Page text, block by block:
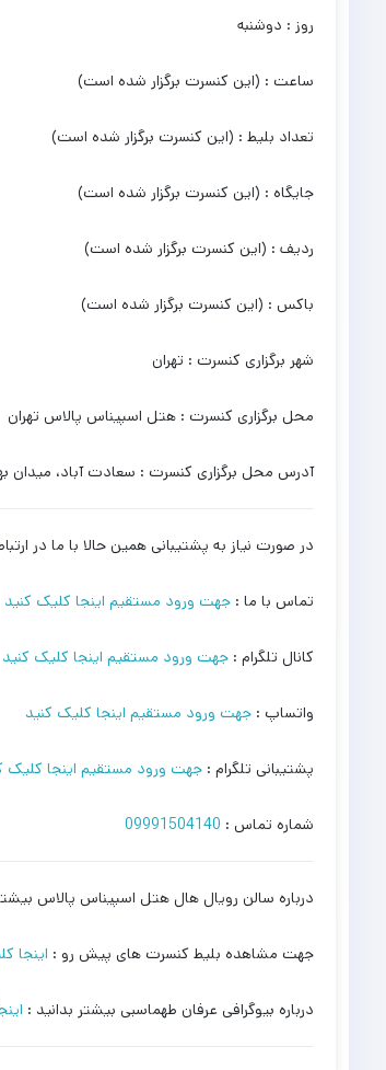
روز : دوشنبه
ساعت : (این کنسرت برگزار شده است)
تعداد بلیط : (این کنسرت برگزار شده است)
جایگاه : (این کنسرت برگزار شده است)
ردیف : (این کنسرت برگزار شده است)
باکس : (این کنسرت برگزار شده است)
شهر برگزاری کنسرت : تهران
محل برگزاری کنسرت : هتل اسپیناس پالاس تهران
آدرس محل برگزاری کنسرت : سعادت آباد، میدان
در صورت نیاز به پشتیبانی همین حالا با ما در
تماس با ما : جهت ورود مستقیم اینجا کلیک کنید
کانال تلگرام : جهت ورود مستقیم اینجا کلیک کنید
واتساپ : جهت ورود مستقیم اینجا کلیک کنید
پشتیبانی تلگرام : جهت ورود مستقیم اینجا کلیک
شماره تماس : 09991504140
درباره سالن رویال هال هتل اسپیناس پالاس
جهت مشاهده بلیط کنسرت های پیش رو : اینجا
درباره بیوگرافی عرفان طهماسبی بیشتر بدانید :